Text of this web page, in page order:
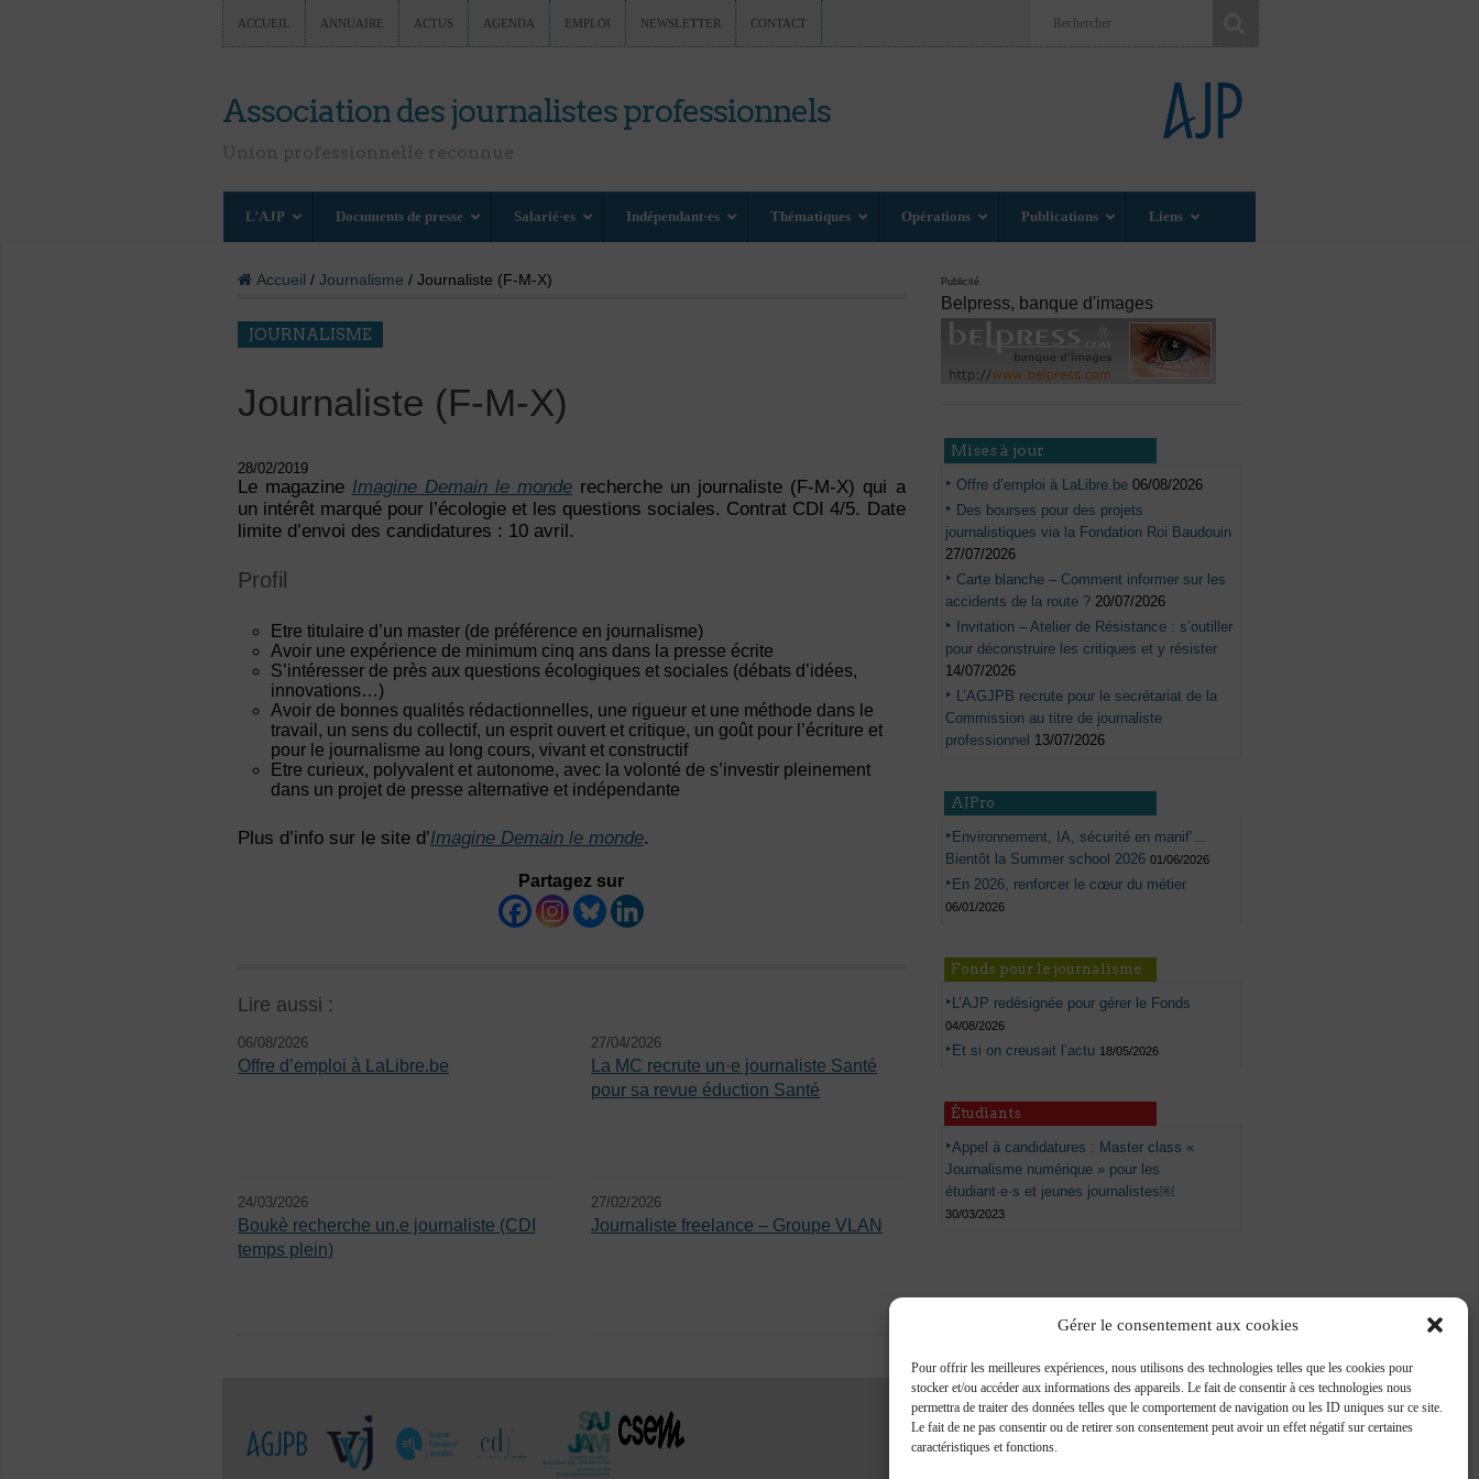
Gérer le consentement aux cookies
Pour offrir les meilleures expériences, nous utilisons des technologies telles que les cookies pour
stocker et/ou accéder aux informations des appareils. Le fait de consentir à ces technologies nous
permettra de traiter des données telles que le comportement de navigation ou les ID uniques sur ce site.
Le fait de ne pas consentir ou de retirer son consentement peut avoir un effet négatif sur certaines
caractéristiques et fonctions.
ACCUEIL ANNUAIRE ACTUS AGENDA EMPLOI NEWSLETTER CONTACT
Association des journalistes professionnels
L’AJP Documents de presse Salarié·es Indépendant·es Thématiques Opérations Publications Liens
Accueil / Journalisme / Journaliste (F-M-X)
JOURNALISME
Journaliste (F-M-X)
28/02/2019
Le magazine Imagine Demain le monde recherche un journaliste (F-M-X) qui a
un intérêt marqué pour l’écologie et les questions sociales. Contrat CDI 4/5. Date
limite d’envoi des candidatures : 10 avril.
Profil
Etre titulaire d’un master (de préférence en journalisme)
Avoir une expérience de minimum cinq ans dans la presse écrite
S’intéresser de près aux questions écologiques et sociales (débats d’idées,
innovations…)
Avoir de bonnes qualités rédactionnelles, une rigueur et une méthode dans le
travail, un sens du collectif, un esprit ouvert et critique, un goût pour l’écriture et
pour le journalisme au long cours, vivant et constructif
Etre curieux, polyvalent et autonome, avec la volonté de s’investir pleinement
dans un projet de presse alternative et indépendante
Plus d’info sur le site d’Imagine Demain le monde.
Partagez sur
Lire aussi :
06/08/2026
Offre d’emploi à LaLibre.be
27/04/2026
La MC recrute un·e journaliste Santé
pour sa revue éduction Santé
24/03/2026
Boukè recherche un.e journaliste (CDI
temps plein)
27/02/2026
Journaliste freelance – Groupe VLAN
Publicité
Belpress, banque d'images
Mises à jour
Offre d’emploi à LaLibre.be 06/08/2026
Des bourses pour des projets
journalistiques via la Fondation Roi Baudouin
27/07/2026
Carte blanche – Comment informer sur les
accidents de la route ? 20/07/2026
Invitation – Atelier de Résistance : s’outiller
pour déconstruire les critiques et y résister
14/07/2026
L’AGJPB recrute pour le secrétariat de la
Commission au titre de journaliste
professionnel 13/07/2026
AJPro
Environnement, IA, sécurité en manif’…
Bientôt la Summer school 2026 01/06/2026
En 2026, renforcer le cœur du métier
06/01/2026
Fonds pour le journalisme
L’AJP redésignée pour gérer le Fonds
04/08/2026
Et si on creusait l’actu 18/05/2026
Étudiants
Appel à candidatures : Master class «
Journalisme numérique » pour les
étudiant·e·s et jeunes journalistes￼
30/03/2023